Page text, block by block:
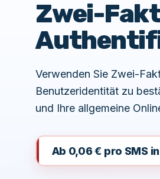
Zwei-
Verwenden Sie Zwei-
Benutzeridentität zu
und Ihre allgemeine
Ab 0,06 € pro SMS